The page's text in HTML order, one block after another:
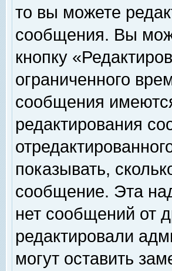
то вы можете
сообщения. Вы
кнопку
ограниченного
сообщения
редактирования
показывать,
сообщение. Эта
нет сообщений от
редактировали
могут оставить